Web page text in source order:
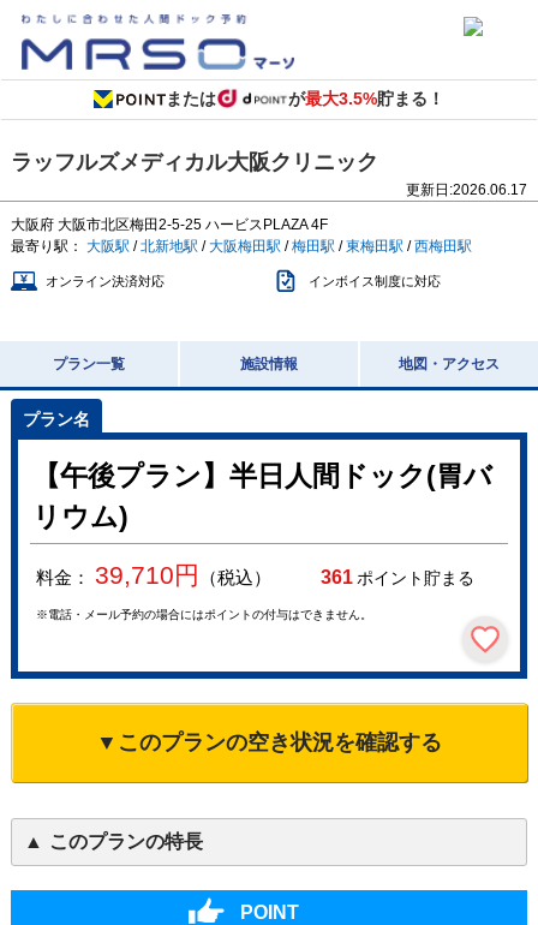
または が最大3.5%貯まる！
ラッフルズメディカル大阪クリニック
更新日:2026.06.17
大阪府 大阪市北区梅田2-5-25 ハービスPLAZA 4F
最寄り駅： 大阪駅 /北新地駅 /大阪梅田駅 /梅田駅 /東梅田駅 /西梅田駅
オンライン決済対応 インボイス制度に対応
プラン一覧 施設情報 地図・アクセス
【午後プラン】半日人間ドック(胃バ
リウム)
料金： 39,710円 （税込） 361ポイント貯まる
※電話・メール予約の場合にはポイントの付与はできません。
▼このプランの空き状況を確認する
このプランの特長
POINT